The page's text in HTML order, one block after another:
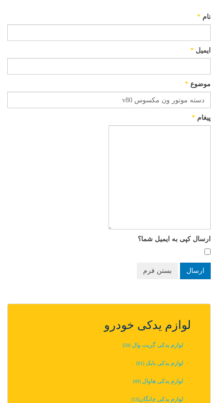
نام *
ایمیل *
موضوع *
پیغام *
ارسال کپی به ایمیل شما؟
ارسال بستن فرم
لوازم یدکی خودرو
لوازم یدکی گریت وال [59]
لوازم یدکی بایک [61]
لوازم یدکی هاوال [49]
لوازم یدکی چانگان‬‎[13]